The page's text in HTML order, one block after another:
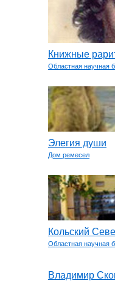
Книжные
Областная научная
Элегия души
Дом ремесел
Кольский
Областная научная
Владимир